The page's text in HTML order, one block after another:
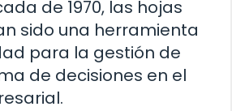
de 1970, las hojas
sido una herramienta
para la gestión de
de decisiones en el